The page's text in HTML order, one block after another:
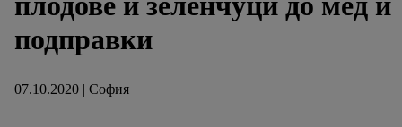
подправки
07.10.2020 | София